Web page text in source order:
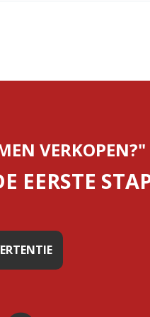
VERKOPEN?"
EERSTE